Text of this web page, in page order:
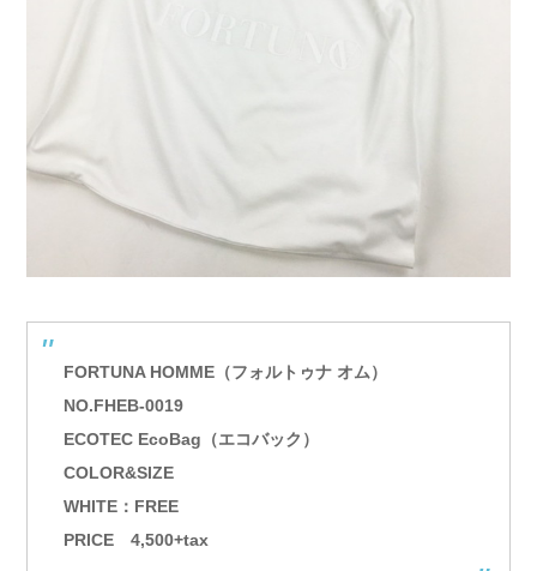
FORTUNA HOMME（フォルトゥナ オム）
NO.FHEB-0019
ECOTEC EcoBag（エコバック）
COLOR&SIZE
WHITE：FREE
PRICE 4,500+tax